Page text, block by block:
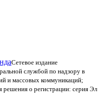
Сетевое издание
службой по надзору в
и массовых коммуникаций;
решения о регистрации: серия Эл